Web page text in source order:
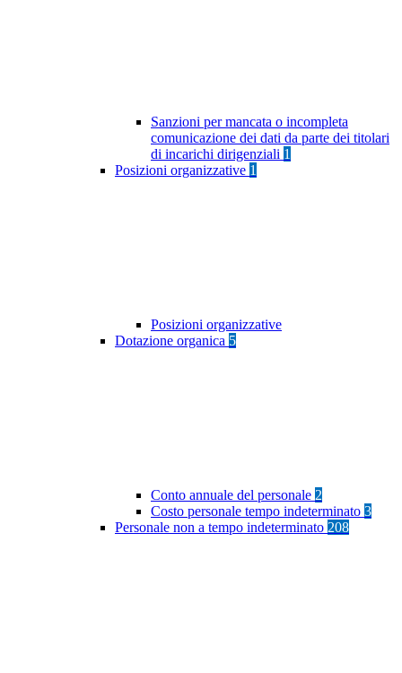
Sanzioni per mancata o incompleta
comunicazione dei dati da parte dei titolari
di incarichi dirigenziali 1
Posizioni organizzative 1
Posizioni organizzative
Dotazione organica 5
Conto annuale del personale 2
Costo personale tempo indeterminato 3
Personale non a tempo indeterminato 208